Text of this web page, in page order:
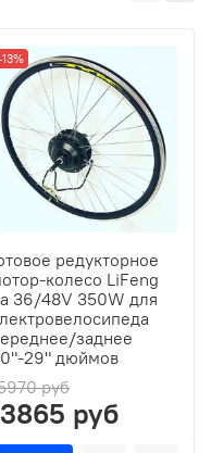
редукторное
колесо LiFeng
36/48V 350W для
заднее
29" дюймов
руб
руб